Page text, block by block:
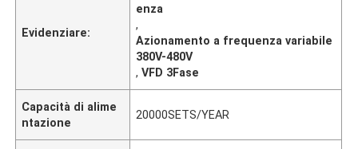
Evidenziare:
enza
,
Azionamento a frequenza variabile
380V-480V
,VFD 3Fase
Capacità di alime
ntazione
20000SETS/YEAR